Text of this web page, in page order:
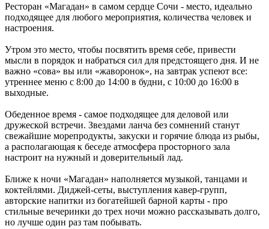
Ресторан «Магадан» в самом сердце Сочи - место, идеально
подходящее для любого мероприятия, количества человек и
настроения.
Утром это место, чтобы посвятить время себе, привести
мысли в порядок и набраться сил для предстоящего дня. И не
важно «сова» вы или «жаворонок», на завтрак успеют все:
утреннее меню с 8:00 до 14:00 в будни, с 10:00 до 16:00 в
выходные.
Обеденное время - самое подходящее для деловой или
дружеской встречи. Звездами ланча без сомнений станут
свежайшие морепродукты, закуски и горячие блюда из рыбы,
а располагающая к беседе атмосфера просторного зала
настроит на нужный и доверительный лад.
Ближе к ночи «Магадан» наполняется музыкой, танцами и
коктейлями. Диджей-сеты, выступления кавер-групп,
авторские напитки из богатейшей барной карты - про
стильные вечеринки до трех ночи можно рассказывать долго,
но лучше один раз там побывать.